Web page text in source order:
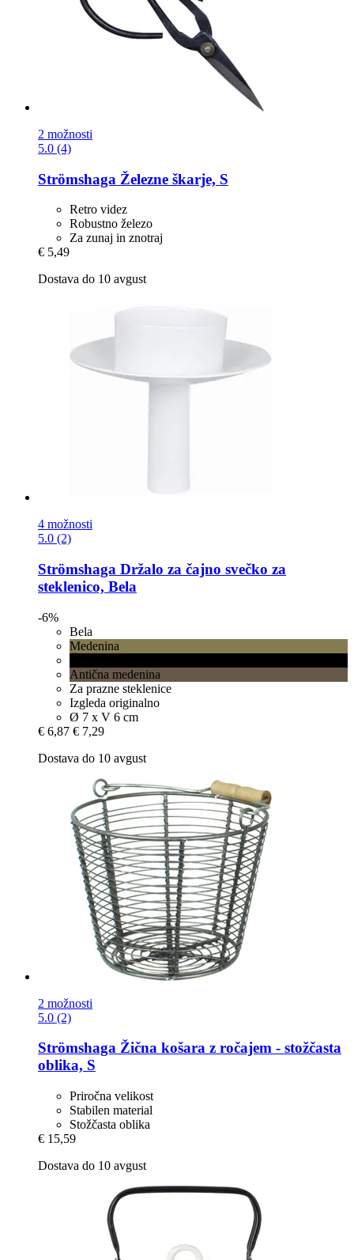
2 možnosti
5.0 (4)
Strömshaga Železne škarje, S
Retro videz
Robustno železo
Za zunaj in znotraj
€ 5,49
Dostava do 10 avgust
4 možnosti
5.0 (2)
Strömshaga Držalo za čajno svečko za
steklenico, Bela
-6%
Bela
Medenina
Antična medenina
Za prazne steklenice
Izgleda originalno
Ø 7 x V 6 cm
€ 6,87 € 7,29
Dostava do 10 avgust
2 možnosti
5.0 (2)
Strömshaga Žična košara z ročajem -​ stožčasta
oblika, S
Priročna velikost
Stabilen material
Stožčasta oblika
€ 15,59
Dostava do 10 avgust